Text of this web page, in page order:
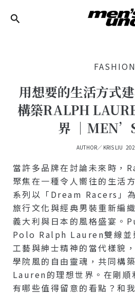
FASHION
用想要的生活方式
構築RALPH
界 ｜
AUTHOR／ KRIS LIU
當許多品牌在討論未來時，
聚焦在一種令人嚮往的生活
系列以「Dream Racers」
旅行文化與經典男裝重新編
義大利與日本的風格盛宴
Polo Ralph Lauren雙線並
工藝與紳士精神的當代樣貌
學院風的自由靈魂，共同構
Lauren的理想世界。在剛順
有哪些值得留意的看點？和
Navigation